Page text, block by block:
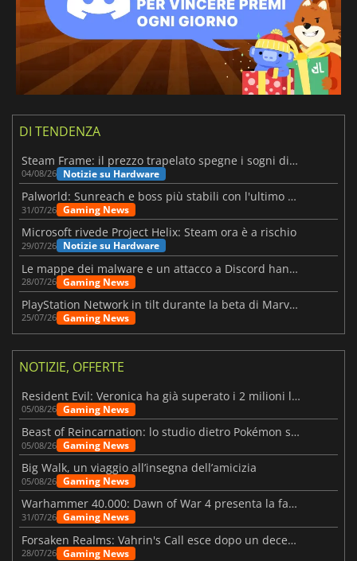
DI TENDENZA
Steam Frame: il prezzo trapelato spegne i sogni di un VR economico
04/08/26 Notizie su Hardware
Palworld: Sunreach e boss più stabili con l'ultimo update
31/07/26 Gaming News
Microsoft rivede Project Helix: Steam ora è a rischio
29/07/26 Notizie su Hardware
Le mappe dei malware e un attacco a Discord hanno colpito Meccha Chameleon
28/07/26 Gaming News
PlayStation Network in tilt durante la beta di Marvel Tōkon
25/07/26 Gaming News
NOTIZIE, OFFERTE
Resident Evil: Veronica ha già superato i 2 milioni liste dei desideri
05/08/26 Gaming News
Beast of Reincarnation: lo studio dietro Pokémon su una nuova strada
05/08/26 Gaming News
Big Walk, un viaggio all’insegna dell’amicizia
05/08/26 Gaming News
Warhammer 40.000: Dawn of War 4 presenta la fazione dei Necron
31/07/26 Gaming News
Forsaken Realms: Vahrin's Call esce dopo un decennio di sviluppo
28/07/26 Gaming News